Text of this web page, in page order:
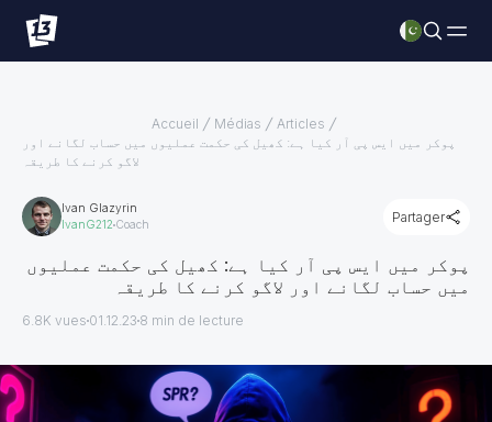
Accueil Médias
Articles
پوکر میں ایس پی آر کیا ہے: کھیل کی حکمت عملیوں میں حساب لگانے اور
لاگو کرنے کا طریقہ
Ivan Glazyrin
IvanG212 Coach Partager
پوکر میں ایس پی آر کیا ہے: کھیل کی حکمت عملیوں
میں حساب لگانے اور لاگو کرنے کا طریقہ
6.8K vues 01.12.23 8 min de lecture